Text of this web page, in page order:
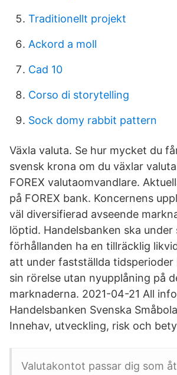
Traditionellt projekt
Ackord a moll
Cad 10
Corso di storytelling
Sock domy rabbit pattern
Växla valuta. Se hur mycket du
svensk krona om du växlar
FOREX valutaomvandlare.
på FOREX bank. Koncernens
väl diversifierad avseende
löptid. Handelsbanken ska under
förhållanden ha en tillräcklig
att under fastställda
sin rörelse utan nyupplåning på
marknaderna. 2021-04-21 All
Handelsbanken Svenska
Innehav, utveckling, risk och
Valutakontot passar dig som